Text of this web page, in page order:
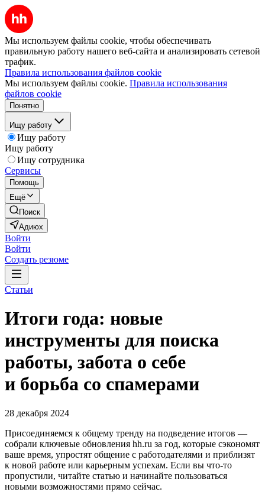
Мы используем файлы cookie, чтобы обеспечивать
правильную работу нашего веб-сайта и анализировать сетевой
трафик.
Правила использования файлов cookie
Мы используем файлы cookie. Правила использования
файлов cookie
Понятно
Ищу работу
Ищу работу
Ищу работу
Ищу сотрудника
Сервисы
Помощь
Ещё
Поиск
Адиюх
Войти
Войти
Создать резюме
Статьи
Итоги года: новые
инструменты для поиска
работы, забота о себе
и борьба со спамерами
28 декабря 2024
Присоединяемся к общему тренду на подведение итогов —
собрали ключевые обновления hh.ru за год, которые сэкономят
ваше время, упростят общение с работодателями и приблизят
к новой работе или карьерным успехам. Если вы что-то
пропустили, читайте статью и начинайте пользоваться
новыми возможностями прямо сейчас.